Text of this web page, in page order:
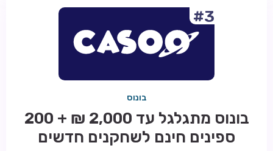
#3
בונוס
בונוס מתגלגל עד 2,000 ₪ + 200
ספינים חינם לשחקנים חדשים